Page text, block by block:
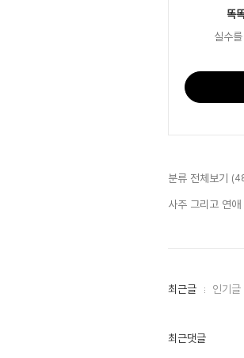
똑
실수
분류 전체보기
사주 그리고 연애
최
인
최근글 인기글
최근댓글